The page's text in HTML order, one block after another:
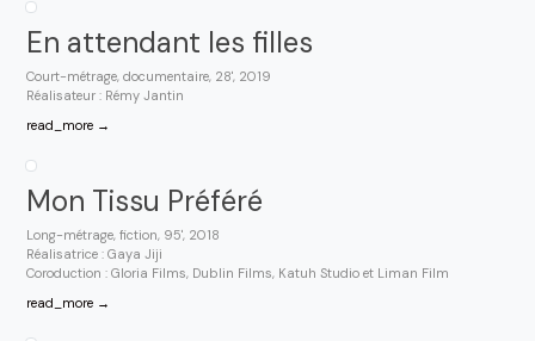
En attendant les filles
Court-métrage, documentaire, 28', 2019
Réalisateur : Rémy Jantin
read_more →
Mon Tissu Préféré
Long-métrage, fiction, 95', 2018
Réalisatrice : Gaya Jiji
Coroduction : Gloria Films, Dublin Films, Katuh Studio et Liman Film
read_more →